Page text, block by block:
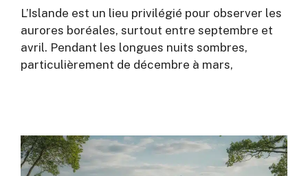
L’Islande est un lieu privilégié pour observer les
aurores boréales, surtout entre septembre et
avril. Pendant les longues nuits sombres,
particulièrement de décembre à mars,